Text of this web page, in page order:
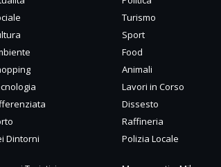
Turismo
Sport
Food
Animali
Lavori in Corso
Dissesto
Raffineria
Dintorni
Polizia Locale